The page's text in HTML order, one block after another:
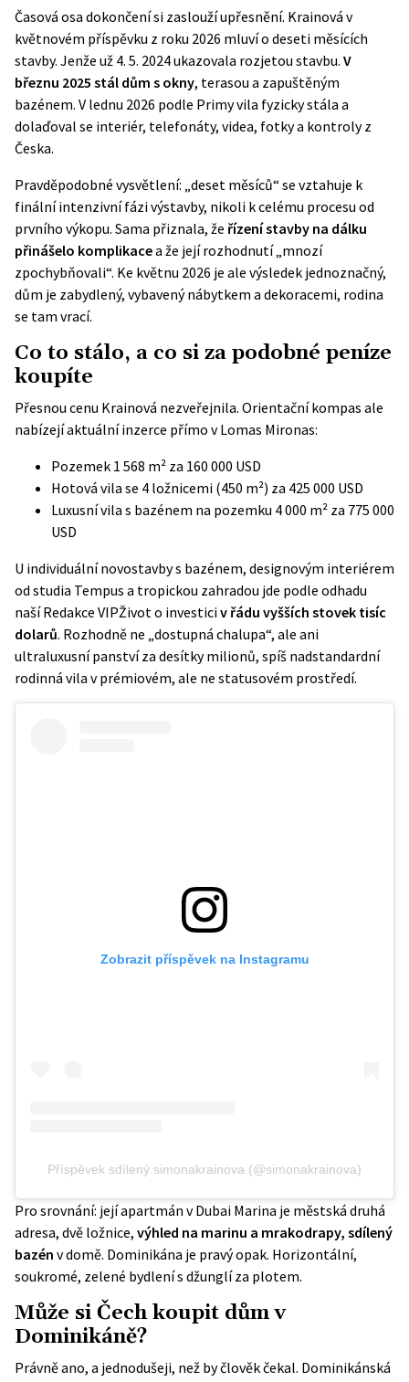
Časová osa dokončení si zaslouží upřesnění. Krainová v
květnovém příspěvku z roku 2026 mluví o deseti měsících
stavby. Jenže už 4. 5. 2024 ukazovala rozjetou stavbu. V
březnu 2025 stál dům s okny, terasou a zapuštěným
bazénem. V lednu 2026 podle Primy vila fyzicky stála a
dolaďoval se interiér, telefonáty, videa, fotky a kontroly z
Česka.
Pravděpodobné vysvětlení: „deset měsíců“ se vztahuje k
finální intenzivní fázi výstavby, nikoli k celému procesu od
prvního výkopu. Sama přiznala, že řízení stavby na dálku
přinášelo komplikacea že její rozhodnutí „mnozí
zpochybňovali“. Ke květnu 2026 je ale výsledek jednoznačný,
dům je zabydlený, vybavený nábytkem a dekoracemi, rodina
se tam vrací.
Co to stálo, a co si za podobné peníze
koupíte
Přesnou cenu Krainová nezveřejnila. Orientační kompas ale
nabízejí aktuální inzerce přímo v Lomas Mironas:
Pozemek 1 568 m² za 160 000 USD
Hotová vila se 4 ložnicemi (450 m²) za 425 000 USD
Luxusní vila s bazénem na pozemku 4 000 m² za 775 000
USD
U individuální novostavby s bazénem, designovým interiérem
od studia Tempus a tropickou zahradou jde podle odhadu
naší Redakce VIPŽivot o investiciv řádu vyšších stovek tisíc
dolarů. Rozhodně ne „dostupná chalupa“, ale ani
ultraluxusní panství za desítky milionů, spíš nadstandardní
rodinná vila v prémiovém, ale ne statusovém prostředí.
Zobrazit příspěvek na Instagramu
Příspěvek sdílený simonakrainova (@simonakrainova)
Pro srovnání: její apartmán v Dubai Marina je městská druhá
adresa, dvě ložnice, výhled na marinu a mrakodrapy, sdílený
bazén v domě. Dominikána je pravý opak. Horizontální,
soukromé, zelené bydlení s džunglí za plotem.
Může si Čech koupit dům v
Dominikáně?
Právně ano, a jednodušeji, než by člověk čekal. Dominikánská